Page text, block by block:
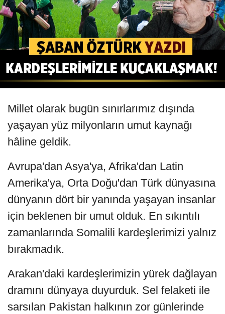
Millet olarak bugün sınırlarımız dışında
yaşayan yüz milyonların umut kaynağı
hâline geldik.
Avrupa'dan Asya'ya, Afrika'dan Latin
Amerika'ya, Orta Doğu'dan Türk dünyasına
dünyanın dört bir yanında yaşayan insanlar
için beklenen bir umut olduk. En sıkıntılı
zamanlarında Somalili kardeşlerimizi yalnız
bırakmadık.
Arakan'daki kardeşlerimizin yürek dağlayan
dramını dünyaya duyurduk. Sel felaketi ile
sarsılan Pakistan halkının zor günlerinde